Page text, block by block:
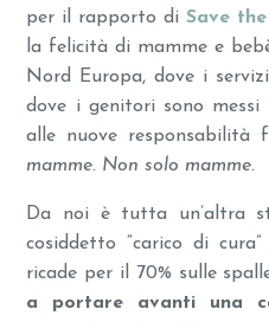
per il rapporto di Save
la felicità di mamme e
Nord Europa, dove i
dove i genitori sono
alle nuove responsabilità
mamme. Non solo mamme.
Da noi è tutta un’altra
cosiddetto “carico di
ricade per il 70% sulle
a portare avanti una